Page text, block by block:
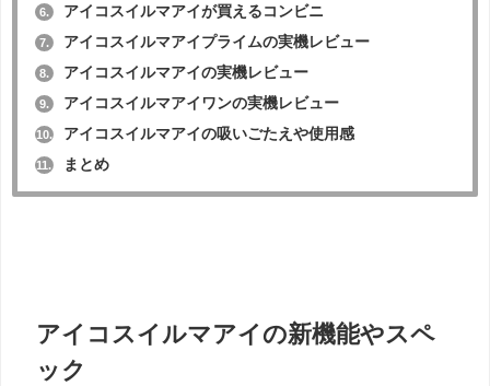
6. アイコスイルマアイが買えるコンビニ
7. アイコスイルマアイプライムの実機レビュー
8. アイコスイルマアイの実機レビュー
9. アイコスイルマアイワンの実機レビュー
10. アイコスイルマアイの吸いごたえや使用感
11. まとめ
アイコスイルマアイの新機能やスペ
ック